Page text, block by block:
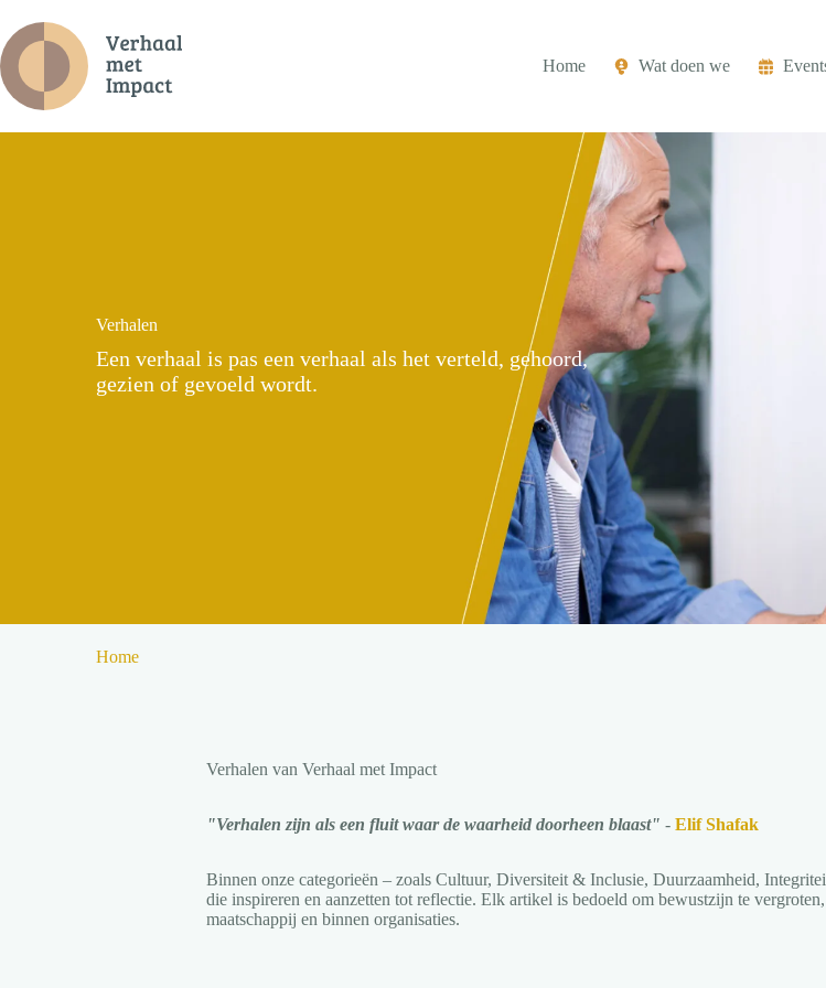
naar
de
inhoud
Home Wat doen we
Verhalen
Een verhaal is pas een verhaal als het verteld, gehoord,
gezien of gevoeld wordt.
Home
Verhalen van Verhaal met Impact
"Verhalen zijn als een fluit waar de waarheid doorheen blaast" - Elif Shafak
Binnen onze categorieën – zoals Cultuur, Diversiteit & Inclusie, Duurzaamheid,
die inspireren en aanzetten tot reflectie. Elk artikel is bedoeld om bewustzijn te
maatschappij en binnen organisaties.